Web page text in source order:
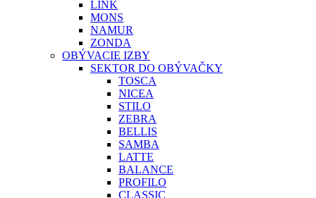
LINK
MONS
NAMUR
ZONDA
OBÝVACIE IZBY
SEKTOR DO OBÝVAČKY
TOSCA
NICEA
STILO
ZEBRA
BELLIS
SAMBA
LATTE
BALANCE
PROFILO
CLASSIC